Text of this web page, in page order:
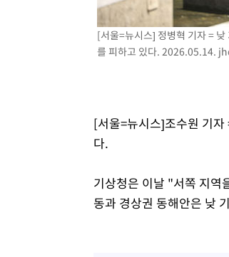
[서울=뉴시스] 정병혁 기자 =
를 피하고 있다. 2026.05.14.
[서울=뉴시스]조수원 기
다.
기상청은 이날 "서쪽 지역
동과 경상권 동해안은 낮